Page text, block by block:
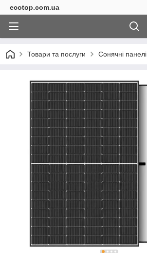
ecotop.com.ua
Товари та послуги Сонячні панелі